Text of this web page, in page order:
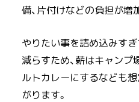
備、片付けなどの負担が増
やりたい事を詰め込みすぎ
減らすため、薪はキャンプ
ルトカレーにするなども
がります。